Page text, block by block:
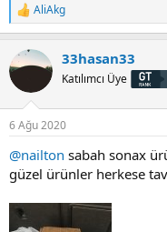
T
e
k
i
l
AliAkg
33hasan33
Katılımcı Üye
6 Ağu 2020
@nailton sabah sonax
güzel ürünler herkese